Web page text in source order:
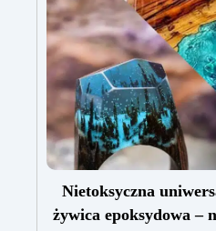
Nietoksyczna
żywica epoksydowa –